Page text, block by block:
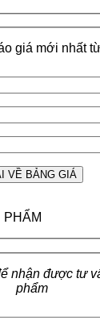
giá mới nhất
nhận được tư
phẩm